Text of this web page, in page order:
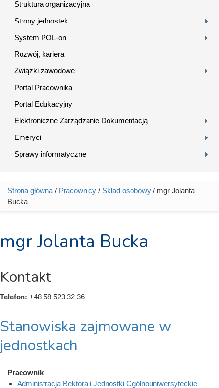
Struktura organizacyjna
Strony jednostek
System POL-on
Rozwój, kariera
Związki zawodowe
Portal Pracownika
Portal Edukacyjny
Elektroniczne Zarządzanie Dokumentacją
Emeryci
Sprawy informatyczne
Jesteś tutaj
Strona główna / Pracownicy / Skład osobowy / mgr Jolanta
Bucka
mgr Jolanta Bucka
Kontakt
Telefon: +48 58 523 32 36
Stanowiska zajmowane w
jednostkach
Pracownik
Administracja Rektora i Jednostki Ogólnouniwersyteckie